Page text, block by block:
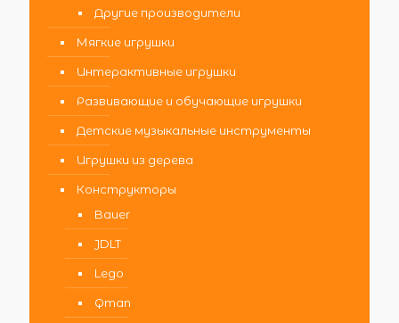
Другие производители
Мягкие игрушки
Интерактивные игрушки
Развивающие и обучающие игрушки
Детские музыкальные инструменты
Игрушки из дерева
Конструкторы
Bauer
JDLT
Lego
Qman